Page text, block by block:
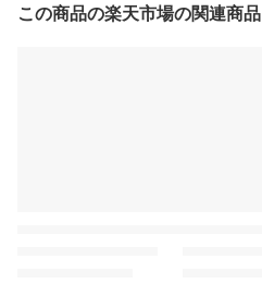
この商品の楽天市場の関連商品